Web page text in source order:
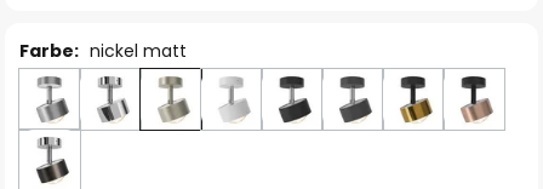
Farbe: nickel matt